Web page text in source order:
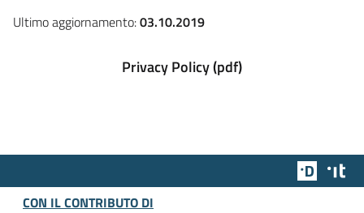
Ultimo aggiornamento:03.10.2019
Privacy Policy (pdf)
Team
CON IL CONTRIBUTO DI